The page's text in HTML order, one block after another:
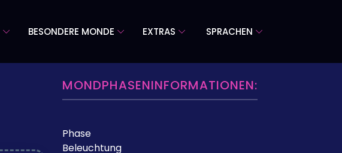
BESONDERE MONDE EXTRAS SPRACHEN
MONDPHASENINFORMATIONEN:
Phase
Beleuchtung